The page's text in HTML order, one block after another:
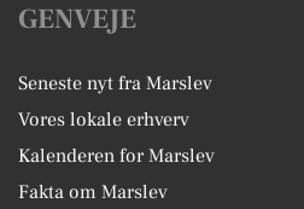
GENVEJE
Seneste nyt fra Marslev
Vores lokale erhverv
Kalenderen for Marslev
Fakta om Marslev